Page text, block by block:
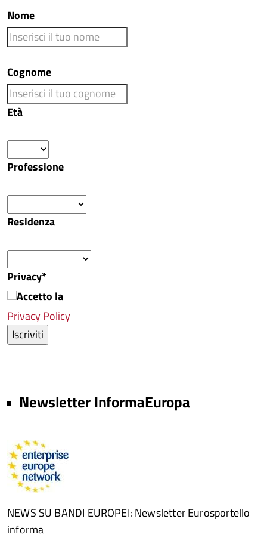
Nome
Cognome
Età
Professione
Residenza
Privacy*
Accetto la
Privacy Policy
Iscriviti
Newsletter InformaEuropa
NEWS SU BANDI EUROPEI: Newsletter Eurosportello
informa